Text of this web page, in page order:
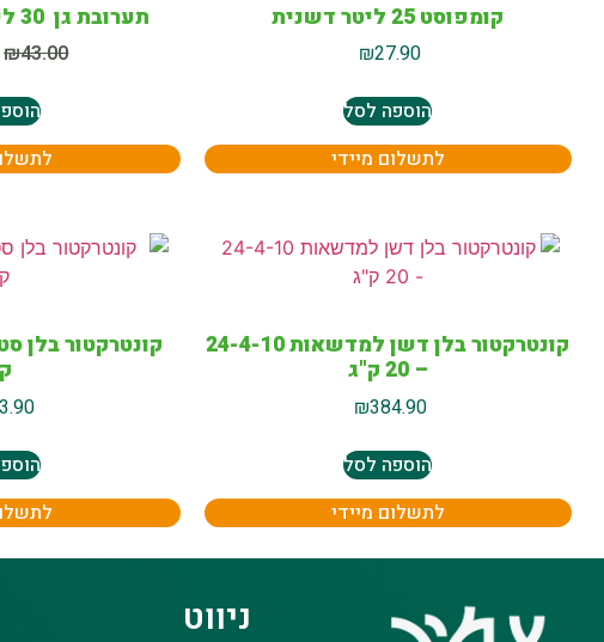
קומפוסט 25 ליטר דשנית
₪27.90
הוספה לסל
לתשלום מיידי
תערובת גן 30 ליטר -Garden Mix
₪43.00
קונטרקטור בלן דשן למדשאות 24-4-10
– 20 ק"ג
₪384.90
הוספה לסל
לתשלום מיידי
ניווט